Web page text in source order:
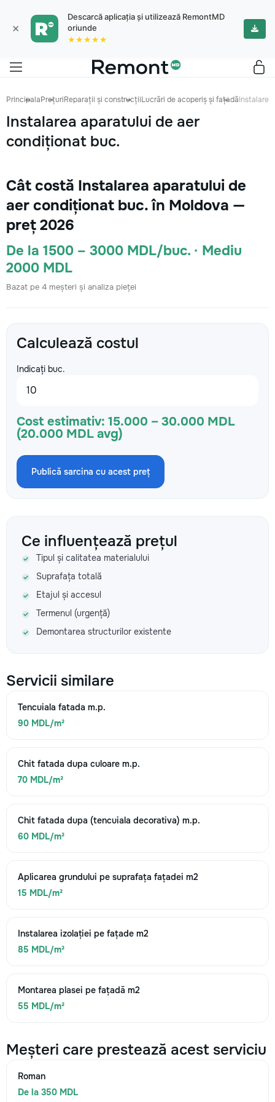
×
Descarcă aplicația și utilizează RemontMD
oriunde
★★★★★
PrincipalaPrețuriReparații și construcțiiLucrări de acoperiș și fațadă
Instalarea aparatului de aer
condiționat buc.
Cât costă Instalarea aparatului de
aer condiționat buc. în Moldova —
preț 2026
De la 1500 – 3000 MDL/buc. · Mediu
2000 MDL
Bazat pe 4 meșteri și analiza pieței
Calculează costul
Indicați buc.
Cost estimativ: 15.000 – 30.000 MDL
(20.000 MDL avg)
Publică sarcina cu acest preț
Ce influențează prețul
Tipul și calitatea materialului
Suprafața totală
Etajul și accesul
Termenul (urgență)
Demontarea structurilor existente
Servicii similare
Tencuiala fatada m.p.
90 MDL/m²
Chit fatada dupa culoare m.p.
70 MDL/m²
Chit fatada dupa (tencuiala decorativa) m.p.
60 MDL/m²
Aplicarea grundului pe suprafața fațadei m2
15 MDL/m²
Instalarea izolației pe fațade m2
85 MDL/m²
Montarea plasei pe fațadă m2
55 MDL/m²
Meșteri care prestează acest serviciu
Roman
De la 350 MDL